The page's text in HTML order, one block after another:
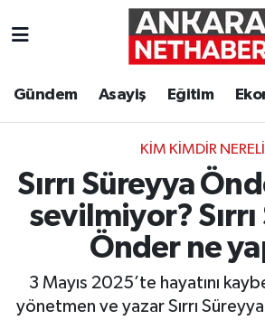
Gündem Asayiş Eğitim
KIM KIMDIR NERELI
Sırrı Süreyya
sevilmiyor?
Önder ne
3 Mayıs 2025’te hayatını
yönetmen ve yazar Sırrı
Ekonomi
Gündem
Kim Kimdir Nereli
Ankara Hava Durumu
Tüm Manşetler
Son Dakika Haberleri
Haber Arşivi